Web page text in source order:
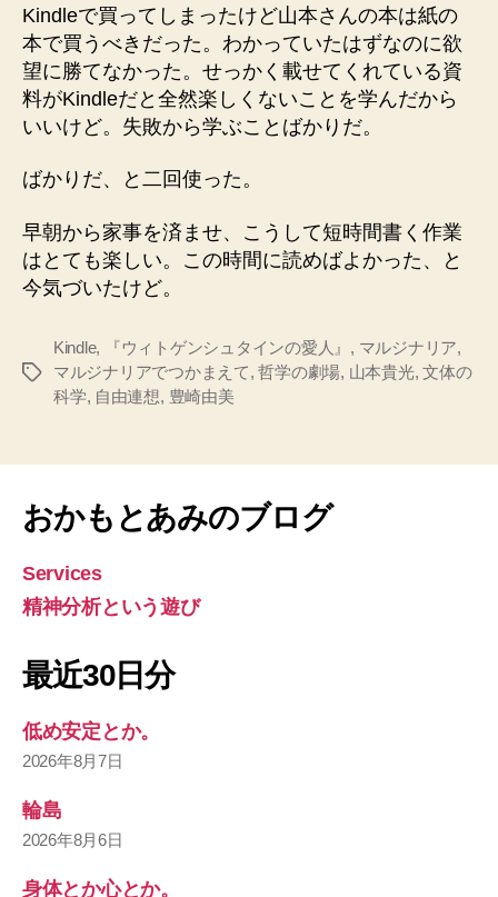
Kindleで買ってしまったけど山本さんの本は紙の
本で買うべきだった。わかっていたはずなのに欲
望に勝てなかった。せっかく載せてくれている資
料がKindleだと全然楽しくないことを学んだから
いいけど。失敗から学ぶことばかりだ。
ばかりだ、と二回使った。
早朝から家事を済ませ、こうして短時間書く作業
はとても楽しい。この時間に読めばよかった、と
今気づいたけど。
タ
Kindle, 『ウィトゲンシュタインの愛人』 , マルジナリア,
マルジナリアでつかまえて,哲学の劇場, 山本貴光,文体の
科学, 自由連想, 豊崎由美
おかもとあみのブログ
Services
精神分析という遊び
最近30日分
低め安定とか。
2026年8月7日
輪島
2026年8月6日
身体とか心とか。